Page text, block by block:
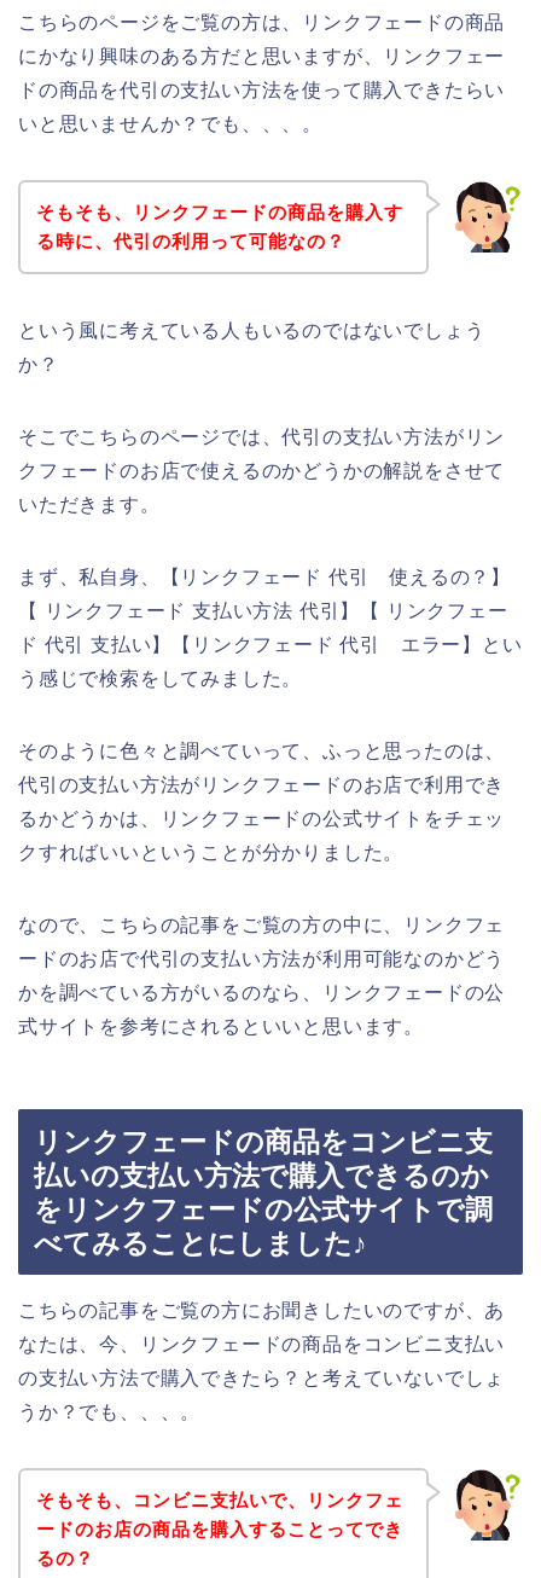
こちらのページをご覧の方は、リンクフェードの商品
にかなり興味のある方だと思いますが、リンクフェー
ドの商品を代引の支払い方法を使って購入できたらい
いと思いませんか？でも、、、。
そもそも、リンクフェードの商品を購入す
る時に、代引の利用って可能なの？
という風に考えている人もいるのではないでしょう
か？
そこでこちらのページでは、代引の支払い方法がリン
クフェードのお店で使えるのかどうかの解説をさせて
いただきます。
まず、私自身、【リンクフェード 代引 使えるの？】
【 リンクフェード 支払い方法 代引】【 リンクフェー
ド 代引 支払い】【リンクフェード 代引 エラー】とい
う感じで検索をしてみました。
そのように色々と調べていって、ふっと思ったのは、
代引の支払い方法がリンクフェードのお店で利用でき
るかどうかは、リンクフェードの公式サイトをチェッ
クすればいいということが分かりました。
なので、こちらの記事をご覧の方の中に、リンクフェ
ードのお店で代引の支払い方法が利用可能なのかどう
かを調べている方がいるのなら、リンクフェードの公
式サイトを参考にされるといいと思います。
リンクフェードの商品をコンビニ支
払いの支払い方法で購入できるのか
をリンクフェードの公式サイトで調
べてみることにしました♪
こちらの記事をご覧の方にお聞きしたいのですが、あ
なたは、今、リンクフェードの商品をコンビニ支払い
の支払い方法で購入できたら？と考えていないでしょ
うか？でも、、、。
そもそも、コンビニ支払いで、リンクフェ
ードのお店の商品を購入することってでき
るの？